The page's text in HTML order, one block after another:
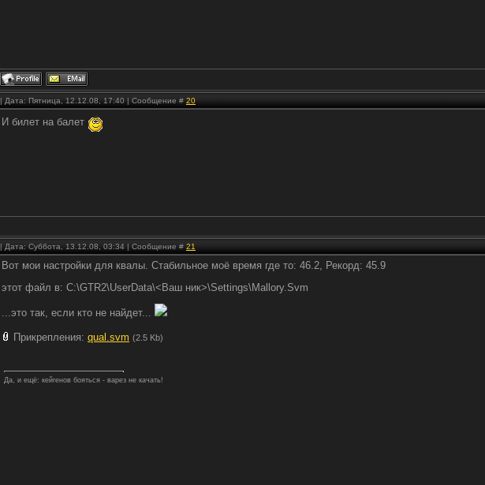
| Дата: Пятница, 12.12.08, 17:40 | Сообщение # 20
И билет на балет
| Дата: Суббота, 13.12.08, 03:34 | Сообщение # 21
Вот мои настройки для квалы. Стабильное моё время где то: 46.2, Рекорд: 45.9
этот файл в: C:\GTR2\UserData\<Ваш ник>\Settings\Mallory.Svm
...это так, если кто не найдет...
Прикрепления: qual.svm (2.5 Kb)
Да, и ещё: кейгенов бояться - варез не качать!